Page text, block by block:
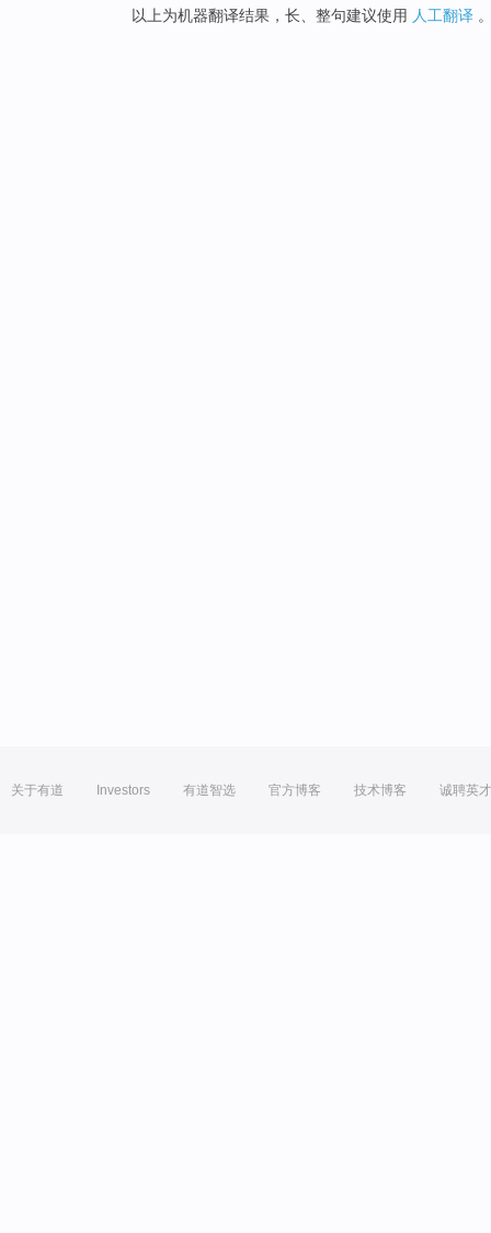
以上为机器翻译结果，长、整句建议使用 人工翻译
关于有道 Investors 有道智选 官方博客 技术博客 诚聘英才